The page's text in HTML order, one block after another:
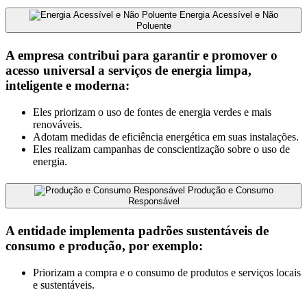
Energia Acessível e Não
Poluente
A empresa contribui para garantir e promover o
acesso universal a serviços de energia limpa,
inteligente e moderna:
Eles priorizam o uso de fontes de energia verdes e mais
renováveis.
Adotam medidas de eficiência energética em suas instalações.
Eles realizam campanhas de conscientização sobre o uso de
energia.
Produção e Consumo
Responsável
A entidade implementa padrões sustentáveis ​​de
consumo e produção, por exemplo:
Priorizam a compra e o consumo de produtos e serviços locais
e sustentáveis.